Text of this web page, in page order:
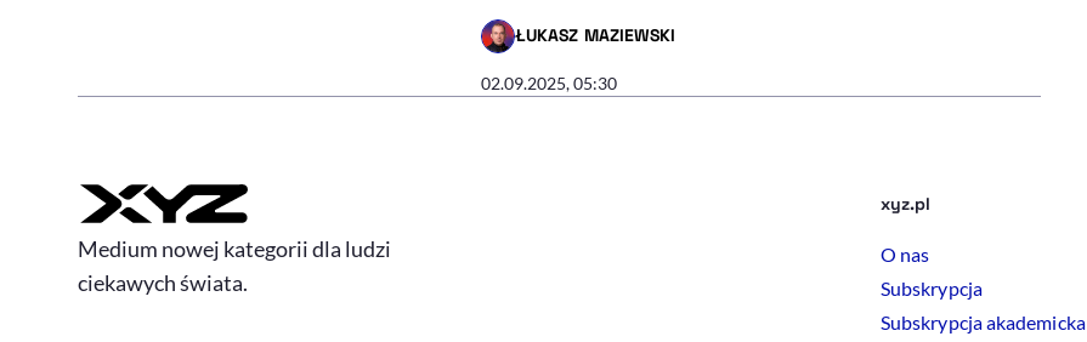
ŁUKASZ MAZIEWSKI
- AUTOR ARTYKUŁU - PROFIL
02.09.2025, 05:30
Medium nowej kategorii dla ludzi
ciekawych świata.
xyz.pl
O nas
Subskrypcja
Subskrypcja akademicka